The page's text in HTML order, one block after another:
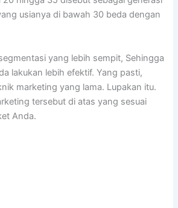
usianya di bawah 30 beda dengan
yang lebih sempit, Sehingga
lakukan lebih efektif. Yang pasti,
marketing yang lama. Lupakan itu.
tersebut di atas yang sesuai
Anda.